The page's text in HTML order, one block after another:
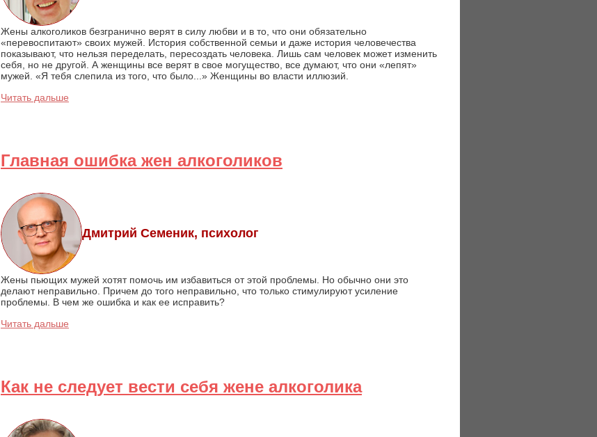
Жены алкоголиков безгранично верят в силу любви и в то, что они обязательно
«перевоспитают» своих мужей. История собственной семьи и даже история человечества
показывают, что нельзя переделать, пересоздать человека. Лишь сам человек может изменить
себя, но не другой. А женщины все верят в свое могущество, все думают, что они «лепят»
мужей. «Я тебя слепила из того, что было...» Женщины во власти иллюзий.
Читать дальше
Главная ошибка жен алкоголиков
Дмитрий Семеник, психолог
Жены пьющих мужей хотят помочь им избавиться от этой проблемы. Но обычно они это
делают неправильно. Причем до того неправильно, что только стимулируют усиление
проблемы. В чем же ошибка и как ее исправить?
Читать дальше
Как не следует вести себя жене алкоголика